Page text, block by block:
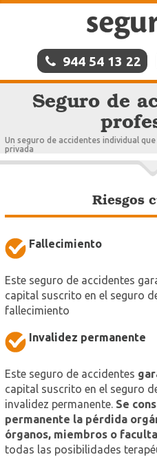
944 54 13 22
Seguro de
Un seguro de accidentes individual
privada
Riesgos
Fallecimiento
Este seguro de accidentes
capital suscrito en el seguro
fallecimiento
Invalidez permanente
Este seguro de accidentes
capital suscrito en el seguro
invalidez permanente. Se
permanente la pérdida
órganos, miembros o
todas las posibilidades